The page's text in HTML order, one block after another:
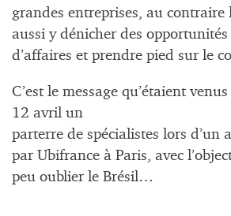
grandes entreprises, au contraire
aussi y dénicher des opportunités
d’affaires et prendre pied sur le
C’est le message qu’étaient
12 avril un
parterre de spécialistes lors d’un
par Ubifrance à Paris, avec
peu oublier le Brésil…